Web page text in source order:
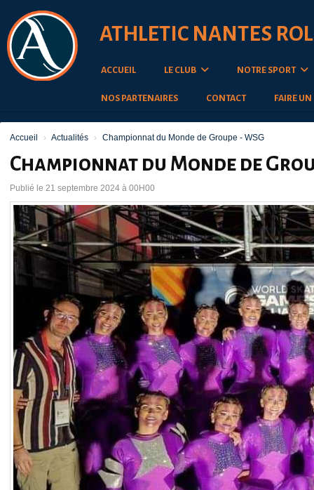
ATHLETIC NANTES
ACCUEIL LE CLUB NOTRE SPORT
NOS PARTENAIRES CONTACT FAIRE
Accueil Actualités Championnat du Monde de Groupe - WSG
Championnat du Monde de
Publié le 21 septembre 2024 à 00H00